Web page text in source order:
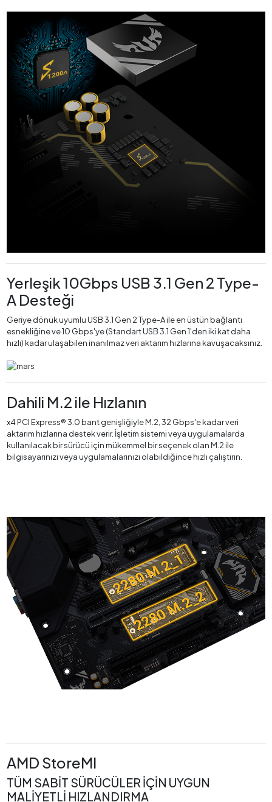
Yerleşik 10Gbps USB 3.1 Gen 2 Type-
A Desteği
Geriye dönük uyumlu USB 3.1 Gen 2 Type-A ile en üstün bağlantı
esnekliğine ve 10 Gbps'ye (Standart USB 3.1 Gen 1'den iki kat daha
hızlı) kadar ulaşabilen inanılmaz veri aktarım hızlarına kavuşacaksınız.
Dahili M.2 ile Hızlanın
x4 PCI Express® 3.0 bant genişliğiyle M.2, 32 Gbps'e kadar veri
aktarım hızlarına destek verir. İşletim sistemi veya uygulamalarda
kullanılacak bir sürücü için mükemmel bir seçenek olan M.2 ile
bilgisayarınızı veya uygulamalarınızı olabildiğince hızlı çalıştırın.
AMD StoreMI
TÜM SABİT SÜRÜCÜLER İÇİN UYGUN
MALİYETLİ HIZLANDIRMA